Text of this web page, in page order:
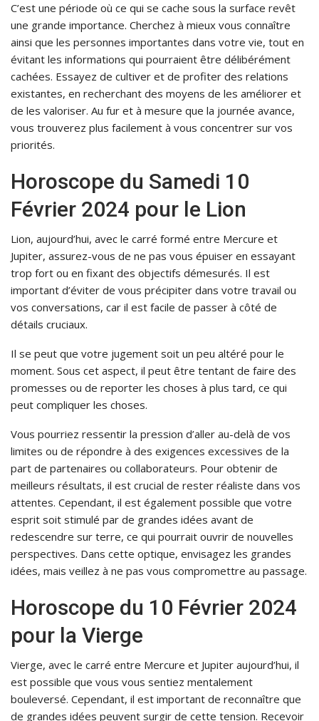
C’est une période où ce qui se cache sous la surface revêt
une grande importance. Cherchez à mieux vous connaître
ainsi que les personnes importantes dans votre vie, tout en
évitant les informations qui pourraient être délibérément
cachées. Essayez de cultiver et de profiter des relations
existantes, en recherchant des moyens de les améliorer et
de les valoriser. Au fur et à mesure que la journée avance,
vous trouverez plus facilement à vous concentrer sur vos
priorités.
Horoscope du Samedi 10
Février 2024 pour le Lion
Lion, aujourd’hui, avec le carré formé entre Mercure et
Jupiter, assurez-vous de ne pas vous épuiser en essayant
trop fort ou en fixant des objectifs démesurés. Il est
important d’éviter de vous précipiter dans votre travail ou
vos conversations, car il est facile de passer à côté de
détails cruciaux.
Il se peut que votre jugement soit un peu altéré pour le
moment. Sous cet aspect, il peut être tentant de faire des
promesses ou de reporter les choses à plus tard, ce qui
peut compliquer les choses.
Vous pourriez ressentir la pression d’aller au-delà de vos
limites ou de répondre à des exigences excessives de la
part de partenaires ou collaborateurs. Pour obtenir de
meilleurs résultats, il est crucial de rester réaliste dans vos
attentes. Cependant, il est également possible que votre
esprit soit stimulé par de grandes idées avant de
redescendre sur terre, ce qui pourrait ouvrir de nouvelles
perspectives. Dans cette optique, envisagez les grandes
idées, mais veillez à ne pas vous compromettre au passage.
Horoscope du 10 Février 2024
pour la Vierge
Vierge, avec le carré entre Mercure et Jupiter aujourd’hui, il
est possible que vous vous sentiez mentalement
bouleversé. Cependant, il est important de reconnaître que
de grandes idées peuvent surgir de cette tension. Recevoir